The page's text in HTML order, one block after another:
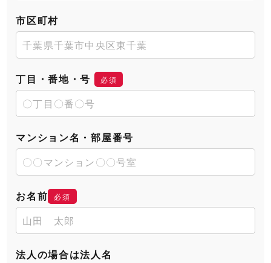
市区町村
丁目・番地・号 必須
マンション名・部屋番号
お名前 必須
法人の場合は法人名